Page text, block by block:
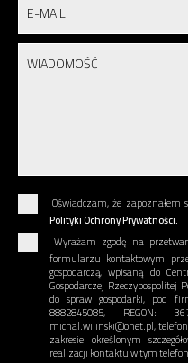
Oświadczam, że
Polityki Ochrony Prywatności.
Wyrażam zgodę na
formularzu kontaktowym
gospodarczą, wpisaną do
Gospodarczej Rzeczypospolitej
do spraw gospodarki, pod
8882845085, REGON:
michal.wilinski@onet.pl,
zakresie określonym
realizacji kontaktu w tym